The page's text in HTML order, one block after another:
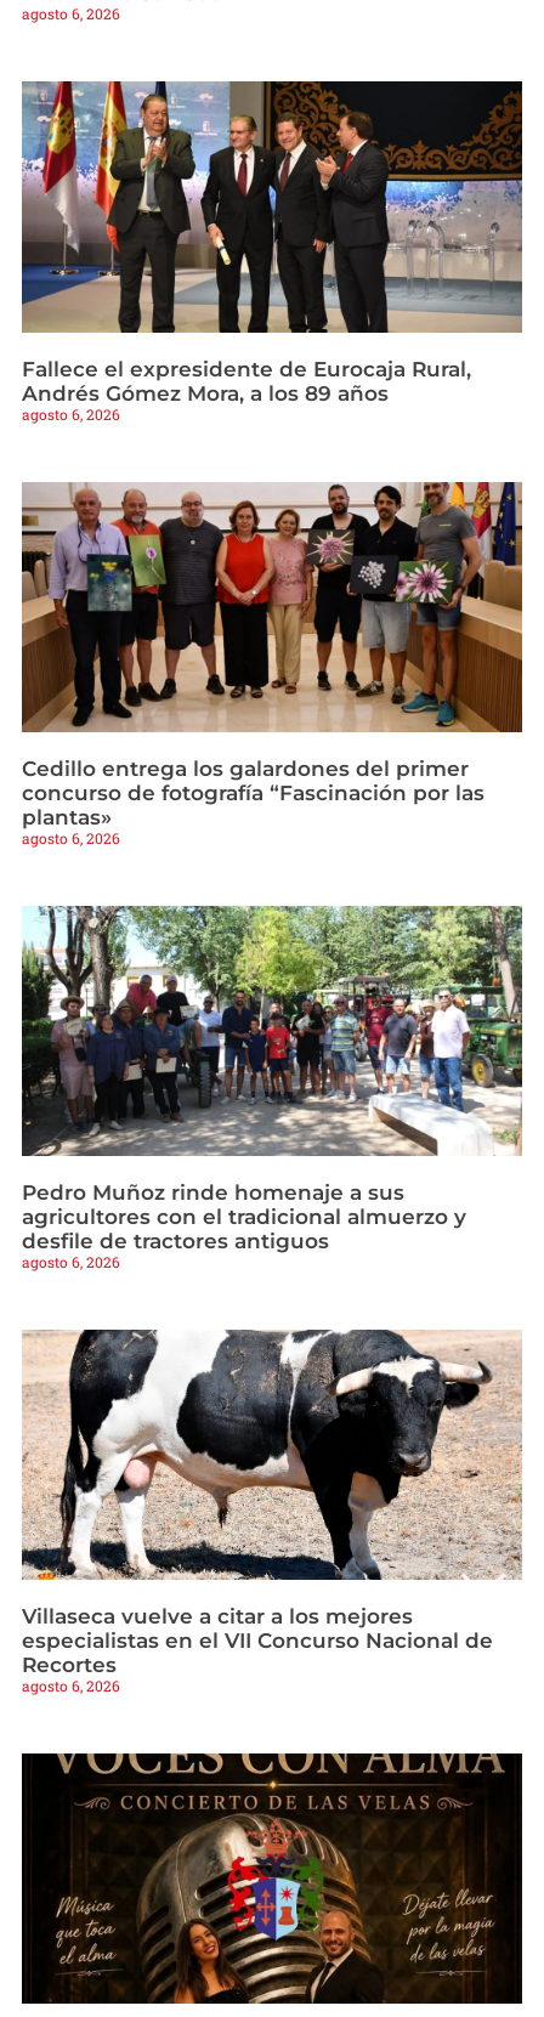
agosto 6, 2026
Fallece el expresidente de Eurocaja Rural,
Andrés Gómez Mora, a los 89 años
agosto 6, 2026
Cedillo entrega los galardones del primer
concurso de fotografía “Fascinación por las
plantas»
agosto 6, 2026
Pedro Muñoz rinde homenaje a sus
agricultores con el tradicional almuerzo y
desfile de tractores antiguos
agosto 6, 2026
Villaseca vuelve a citar a los mejores
especialistas en el VII Concurso Nacional de
Recortes
agosto 6, 2026